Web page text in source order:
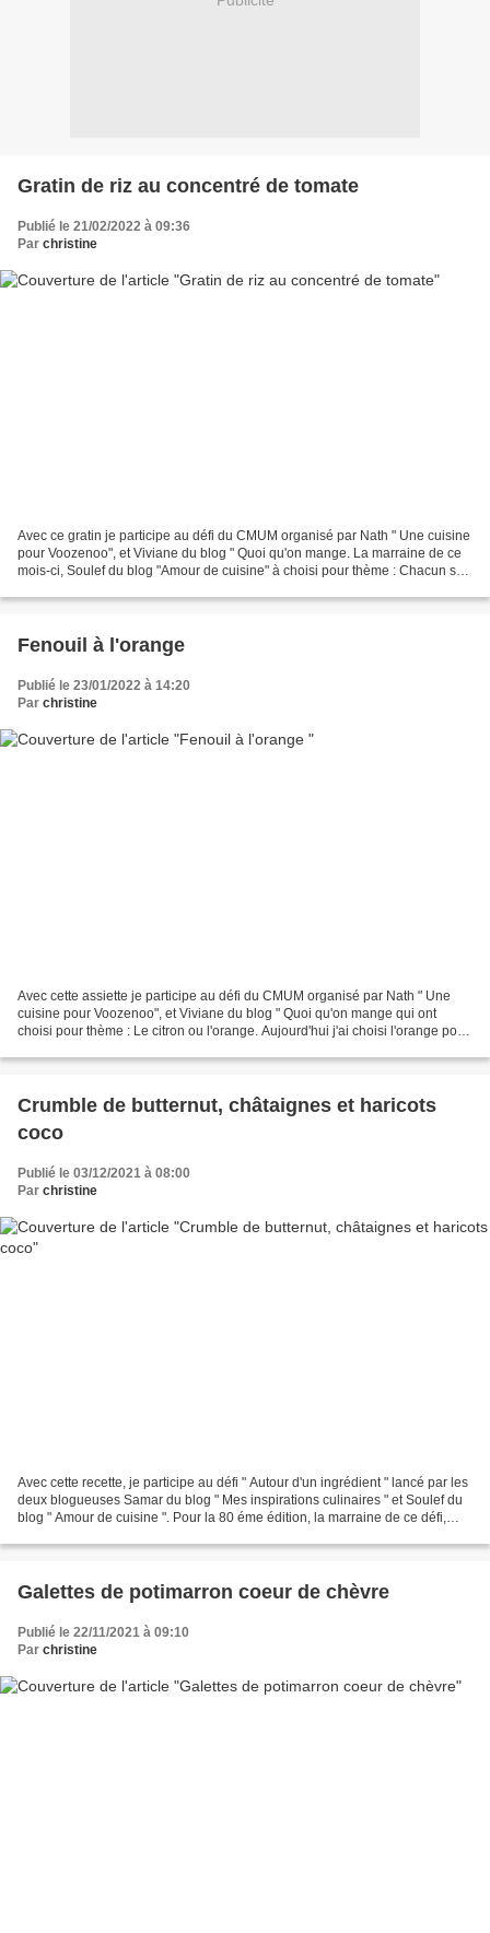
Gratin de riz au concentré de tomate
Publié le 21/02/2022 à 09:36
Par christine
Avec ce gratin je participe au défi du CMUM organisé par Nath " Une cuisine
pour Voozenoo", et Viviane du blog " Quoi qu'on mange. La marraine de ce
mois-ci, Soulef du blog "Amour de cuisine" à choisi pour thème : Chacun sa
Fenouil à l'orange
Publié le 23/01/2022 à 14:20
Par christine
Avec cette assiette je participe au défi du CMUM organisé par Nath " Une
cuisine pour Voozenoo", et Viviane du blog " Quoi qu'on mange qui ont
choisi pour thème : Le citron ou l'orange. Aujourd'hui j'ai choisi l'orange pour
Crumble de butternut, châtaignes et haricots
coco
Publié le 03/12/2021 à 08:00
Par christine
Avec cette recette, je participe au défi " Autour d'un ingrédient " lancé par les
deux blogueuses Samar du blog " Mes inspirations culinaires " et Soulef du
blog " Amour de cuisine ". Pour la 80 éme édition, la marraine de ce défi,
Galettes de potimarron coeur de chèvre
Publié le 22/11/2021 à 09:10
Par christine